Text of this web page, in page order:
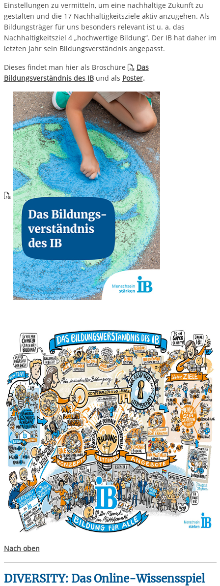
Einstellungen zu vermitteln, um eine nachhaltige Zukunft zu
gestalten und die 17 Nachhaltigkeitsziele aktiv anzugehen. Als
Bildungsträger für uns besonders relevant ist u. a. das
Nachhaltigkeitsziel 4 „hochwertige Bildung“. Der IB hat daher im
letzten Jahr sein Bildungsverständnis angepasst.
Dieses findet man hier als Broschüre
Das
Bildungsverständnis des IB und als Poster.
Nach oben
DIVERSITY: Das Online-Wissensspiel